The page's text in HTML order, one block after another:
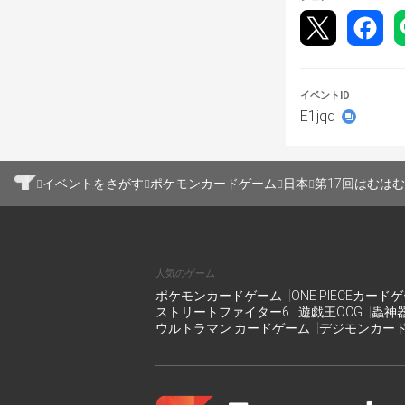
イベントID
E1jqd
イベントをさがす ポケモンカードゲーム 日本 第17回はむは
人気のゲーム
ポケモンカードゲーム ONE PIECEカード
ストリートファイター6
遊戯王OCG 蟲神
ウルトラマン カードゲーム
デジモンカー